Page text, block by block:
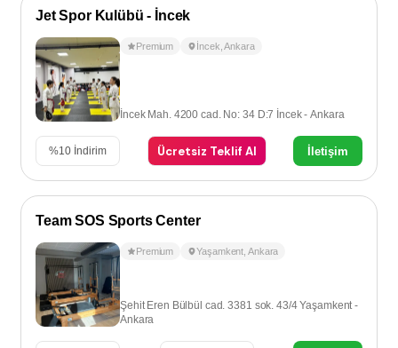
Jet Spor Kulübü - İncek
Premium İncek ,Ankara
İncek Mah. 4200 cad. No: 34 D:7 İncek - Ankara
%10 İndirim Ücretsiz Teklif Al İletişim
Team SOS Sports Center
Premium Yaşamkent ,Ankara
Şehit Eren Bülbül cad. 3381 sok. 43/4 Yaşamkent -
Ankara